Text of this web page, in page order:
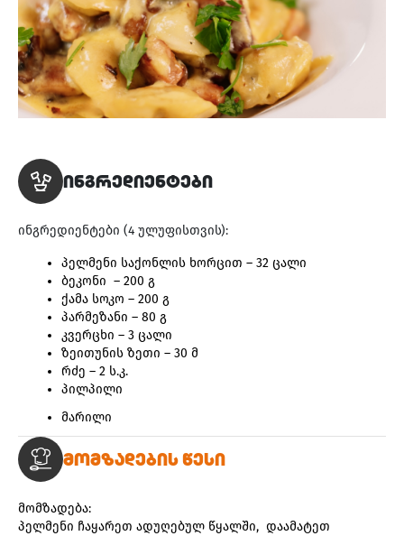
ინგრედიენტები
ინგრედიენტები (4 ულუფისთვის):
პელმენი საქონლის ხორცით – 32 ცალი
ბეკონი – 200 გ
ქამა სოკო – 200 გ
პარმეზანი – 80 გ
კვერცხი – 3 ცალი
ზეითუნის ზეთი – 30 მ
რძე – 2 ს.კ.
პილპილი
მარილი
მომზადების წესი
მომზადება:
პელმენი ჩაყარეთ ადუღებულ წყალში,  დაამატეთ